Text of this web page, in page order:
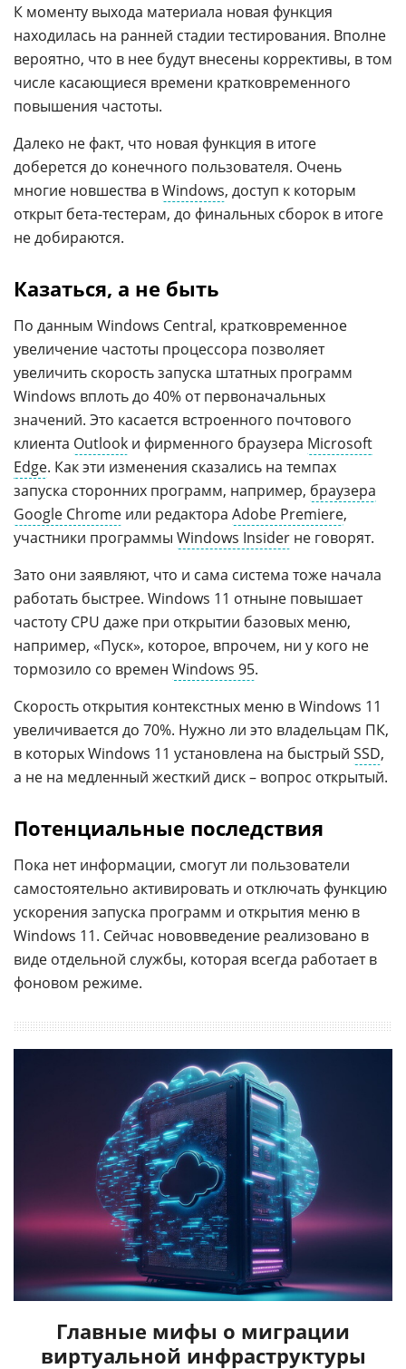
К моменту выхода материала новая функция
находилась на ранней стадии тестирования. Вполне
вероятно, что в нее будут внесены коррективы, в том
числе касающиеся времени кратковременного
повышения частоты.
Далеко не факт, что новая функция в итоге
доберется до конечного пользователя. Очень
многие новшества вWindows, доступ к которым
открыт бета-тестерам, до финальных сборок в итоге
не добираются.
Казаться, а не быть
По данным Windows Central, кратковременное
увеличение частоты процессора позволяет
увеличить скорость запуска штатных программ
Windows вплоть до 40% от первоначальных
значений. Это касается встроенного почтового
клиента Outlook и фирменного браузера Microsoft
Edge. Как эти изменения сказались на темпах
запуска сторонних программ, например, браузера
Google Chrome или редактора Adobe Premiere,
участники программы Windows Insider не говорят.
Зато они заявляют, что и сама система тоже начала
работать быстрее. Windows 11 отныне повышает
частоту CPU даже при открытии базовых меню,
например, «Пуск», которое, впрочем, ни у кого не
тормозило со времен Windows 95.
Скорость открытия контекстных меню в Windows 11
увеличивается до 70%. Нужно ли это владельцам ПК,
в которых Windows 11 установлена на быстрый SSD,
а не на медленный жесткий диск – вопрос открытый.
Потенциальные последствия
Пока нет информации, смогут ли пользователи
самостоятельно активировать и отключать функцию
ускорения запуска программ и открытия меню в
Windows 11. Сейчас нововведение реализовано в
виде отдельной службы, которая всегда работает в
фоновом режиме.
Главные мифы о миграции
виртуальной инфраструктуры